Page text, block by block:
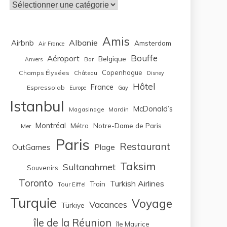
Catégories
Airbnb Air France Albanie Amis Amsterdam
Anvers Aéroport Bar Belgique Bouffe
Champs Élysées Château Copenhague Disney
Espressolab Europe France Gay Hôtel
Istanbul Magasinage Mardin McDonald’s
Mer Montréal Métro Notre-Dame de Paris
OutGames Paris Plage Restaurant
Souvenirs Sultanahmet Taksim
Toronto Tour Eiffel Train Turkish Airlines
Turquie Türkiye Vacances Voyage
île de la Réunion île Maurice